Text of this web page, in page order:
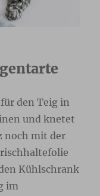
den Teig in
und knetet
noch mit der
Kühlschrank
im